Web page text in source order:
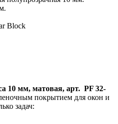
Block
10 мм, матовая, арт. PF 32-
покрытием для окон и
задач: